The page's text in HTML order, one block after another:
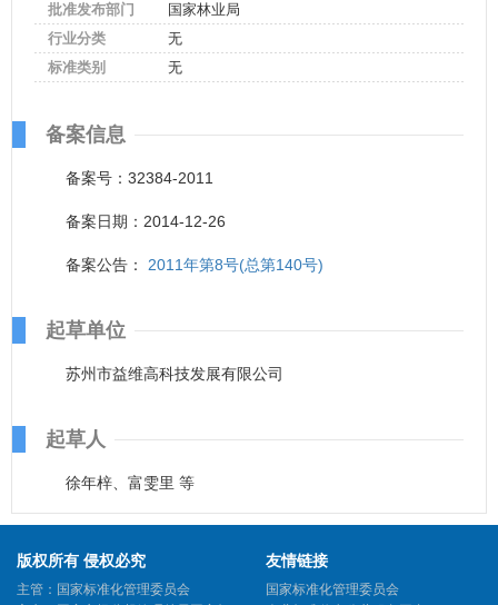
批准发布部门
国家林业局
行业分类
无
标准类别
无
备案信息
备案号：32384-2011
备案日期：2014-12-26
备案公告： 2011年第8号(总第140号)
起草单位
苏州市益维高科技发展有限公司
起草人
徐年梓、富雯里 等
版权所有 侵权必究
主管：国家标准化管理委员会
友情链接
国家标准化管理委员会